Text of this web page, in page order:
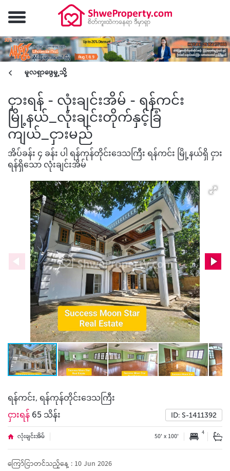
ငှားရန် - လုံးချင်းအိမ် - ရန်ကင်း
မြို့နယ်_လုံးချင်းတိုက်နှင့်ခြံ
ကျယ်_ငှားမည်
အိပ်ခန်း ၄ ခန်း ပါ ရန်ကုန်တိုင်းဒေသကြီး ရန်ကင်း မြို့နယ်ရှိ ငှား
ရန်ရှိသော လုံးချင်းအိမ်
မူလရှာဖွေမှု့သို့
ရန်ကင်း, ရန်ကုန်တိုင်းဒေသကြီး
ငှားရန် 65 သိန်း ID: S-1411392
လုံးချင်းအိမ် 50' x 100' 4
ကြော်ငြာတင်သည့်နေ့ : 10 Jun 2026